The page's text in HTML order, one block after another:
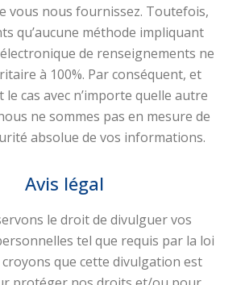
vous nous fournissez. Toutefois,
qu’aucune méthode impliquant
de renseignements ne
à 100%. Par conséquent, et
le cas avec n’importe quelle autre
ne sommes pas en mesure de
absolue de vos informations.
Avis légal
le droit de divulguer vos
tel que requis par la loi
que cette divulgation est